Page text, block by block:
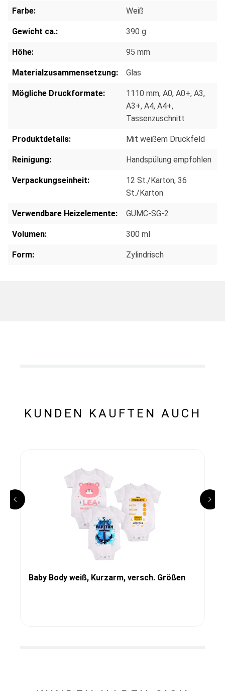
Farbe: Weiß
Gewicht ca.: 390 g
Höhe: 95 mm
Materialzusammensetzung: Glas
Mögliche Druckformate: 1110 mm, A0, A0+, A3,
A3+, A4, A4+,
Tassenzuschnitt
Produktdetails: Mit weißem Druckfeld
Reinigung: Handspülung empfohlen
Verpackungseinheit: 12 St./Karton, 36
St./Karton
Verwendbare Heizelemente: GUMC-SG-2
Volumen: 300 ml
Form: Zylindrisch
KUNDEN KAUFTEN AUCH
Baby Body weiß, Kurzarm, versch. Größen